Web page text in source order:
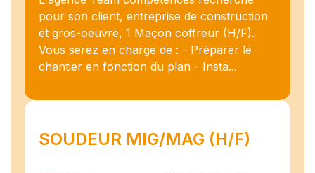
pour son client, entreprise de construction
et gros-oeuvre, 1 Maçon coffreur (H/F).
Vous serez en charge de : - Préparer le
chantier en fonction du plan - Insta...
SOUDEUR MIG/MAG (H/F)